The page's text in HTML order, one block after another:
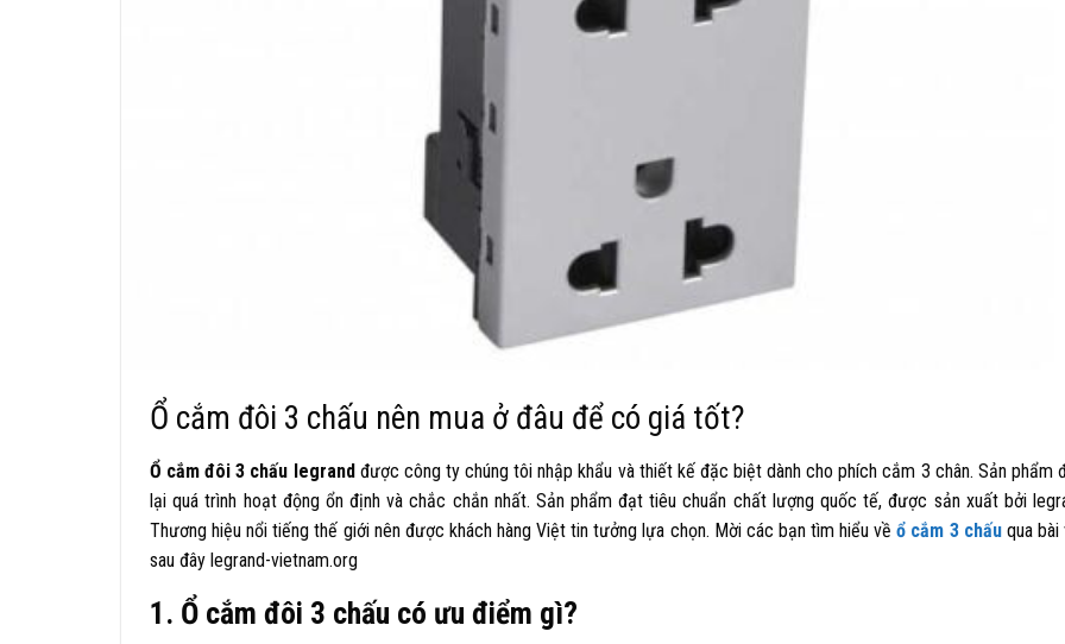
Ổ cắm đôi 3 chấu nên mua ở đâu để có giá tốt?
Ổ cắm đôi 3 chấu legrandđược công ty chúng tôi nhập khẩu và thiết kế đặc biệt dành cho phích cắm 3 chân. Sản phẩm
lại quá trình hoạt động ổn định và chắc chắn nhất. Sản phẩm đạt tiêu chuẩn chất lượng quốc tế, được sản xuất bởi
Thương hiệu nổi tiếng thế giới nên được khách hàng Việt tin tưởng lựa chọn. Mời các bạn tìm hiểu vềổ cắm 3 chấuqua bài
sau đây legrand-vietnam.org
1. Ổ cắm đôi 3 chấu có ưu điểm gì?